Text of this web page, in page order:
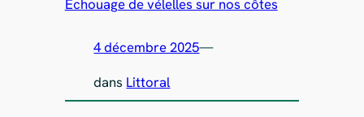
Échouage de vélelles sur nos côtes
4 décembre 2025—
dans Littoral